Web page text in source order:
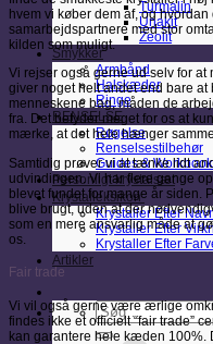
Turmalin
Unakit
Zeolit
Smykker
Armbånd
Halskæder
Ringe
RENSELSE
Røgelse
Renselsestilbehør
Guides &
Personligt krystalsæt
Krystalleksikon
Krystaller Efter
Krystaller Efter
Krystaller Efter
Artikler
Søg
efter:
hvem vi køber dem af, og
samarbejdspartnere med stor
kilden som muligt.
Vi rejser også gerne ud selv for
giver noget helt andet end bare
menneskene bag, måden de
fra. Det betyder meget for os at
mærke, at det hele hænger
Samtidig prøver vi at tænke lidt
udvindingen. Vi har flere gange
blevet fundet for mange år siden.
blive brugt, uden at der
som en mere ansvarlig måde at
os.
Fair trade
Vi vil også gerne være ærlige
findes ikke et officielt “fair trade”
kan garantere hele kæden 100%.